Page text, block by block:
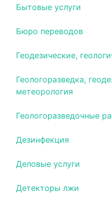
Бытовые услуги
Бюро переводов
Геодезические,
Геологоразведка,
метеорология
Геологоразведочные
Дезинфекция
Деловые услуги
Детекторы лжи